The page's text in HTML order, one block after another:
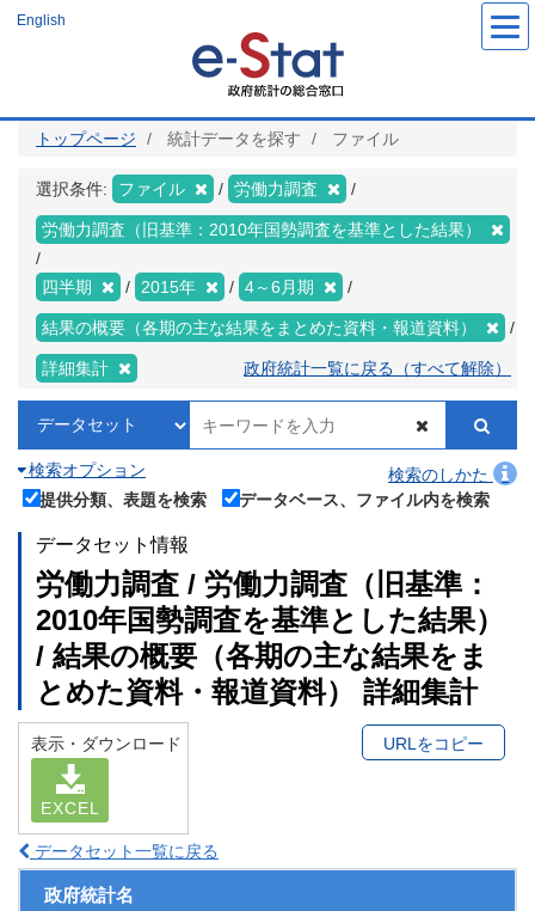
ツ
English
トップページ 統計データを探す ファイル
選択条件: ファイル 労働力調査
労働力調査（旧基準：2010年国勢調査を基準とした結果）
四半期 2015年 4～6月期
結果の概要（各期の主な結果をまとめた資料・報道資料）
詳細集計 政府統計一覧に戻る（すべて解除）
検索オプション
検索のしかた
提供分類、表題を検索
データベース、ファイル内を検索
データセット情報
労働力調査 / 労働力調査（旧基準：
2010年国勢調査を基準とした結果）
/ 結果の概要（各期の主な結果をま
とめた資料・報道資料） 詳細集計
表示・ダウンロード
EXCEL
URLをコピー
データセット一覧に戻る
政府統計名